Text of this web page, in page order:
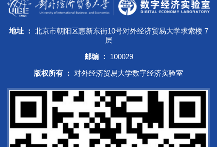
地址 ： 北京市朝阳区惠新东街10号对外经济贸易大学求索楼 7
层
邮编 ：
100029
版权所有 ：
对外经济贸易大学数字经济实验室